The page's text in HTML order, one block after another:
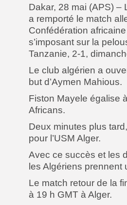
Dakar, 28 mai (APS) –
a remporté le match
Confédération
s’imposant sur la
Tanzanie, 2-1,
Le club algérien a
but d’Aymen Mahious.
Fiston Mayele égalise
Africans.
Deux minutes plus
pour l’USM Alger.
Avec ce succès et les
les Algériens prennent
Le match retour de la
à 19 h GMT à Alger.